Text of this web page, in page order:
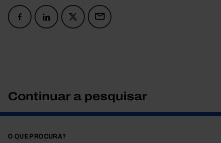
Continuar a pesquisar
O QUE PROCURA?